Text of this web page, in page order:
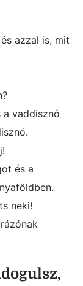
azzal is, mit
a vaddisznó
és a
neki!